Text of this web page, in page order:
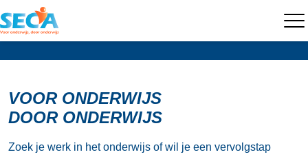
VOOR ONDERWIJS
DOOR ONDERWIJS
Zoek je werk in het onderwijs of wil je een vervolgstap